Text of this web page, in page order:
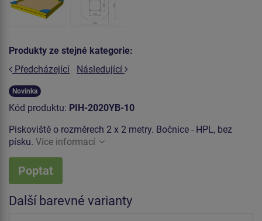
Produkty ze stejné kategorie:
Předcházející
Následující
Novinka
Kód produktu: PIH-2020YB-10
Piskoviště o rozměrech 2 x 2 metry. Bočnice - HPL, bez
písku. Více informací
Poptat
Další barevné varianty